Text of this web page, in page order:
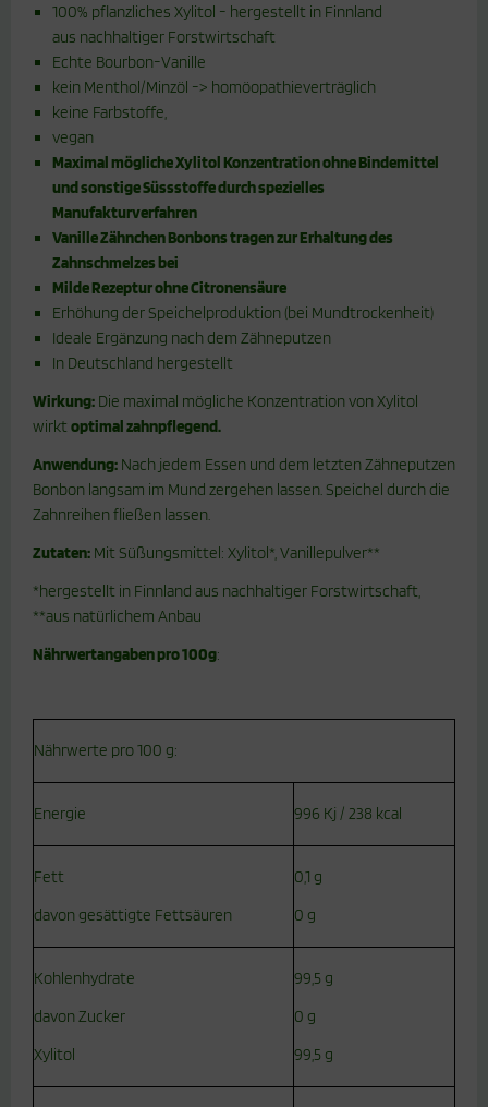
100% pflanzliches Xylitol - hergestellt in Finnland
aus nachhaltiger Forstwirtschaft
Echte Bourbon-Vanille
kein Menthol/Minzöl -> homöopathieverträglich
keine Farbstoffe,
vegan
Maximal mögliche Xylitol Konzentration ohne Bindemittel
und sonstige Süssstoffe durch spezielles
Manufakturverfahren
Vanille Zähnchen Bonbons tragen zur Erhaltung des
Zahnschmelzes bei
Milde Rezeptur ohne Citronensäure
Erhöhung der Speichelproduktion (bei Mundtrockenheit)
Ideale Ergänzung nach dem Zähneputzen
In Deutschland hergestellt
Wirkung: Die maximal mögliche Konzentration von Xylitol
wirkt optimal zahnpflegend.
Anwendung: Nach jedem Essen und dem letzten Zähneputzen
Bonbon langsam im Mund zergehen lassen. Speichel durch die
Zahnreihen fließen lassen.
Zutaten: Mit Süßungsmittel: Xylitol*, Vanillepulver**
*hergestellt in Finnland aus nachhaltiger Forstwirtschaft,
**aus natürlichem Anbau
Nährwertangaben pro 100g:
Nährwerte pro 100 g:
Energie 996 Kj / 238 kcal
Fett
davon gesättigte Fettsäuren
0,1 g
0 g
Kohlenhydrate
davon Zucker
Xylitol
99,5 g
0 g
99,5 g